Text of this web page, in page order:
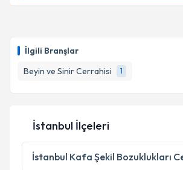
İlgili Branşlar
Beyin ve Sinir Cerrahisi
1
takvim hazırlandığında e-posta ile
Kişisel verilerimin işlenmesine
Metni
'ni okudum ve kişisel
kapsamda işlenmesini kabul
İstanbul İlçeleri
İstanbul Kafa Şekil Bozuklukları